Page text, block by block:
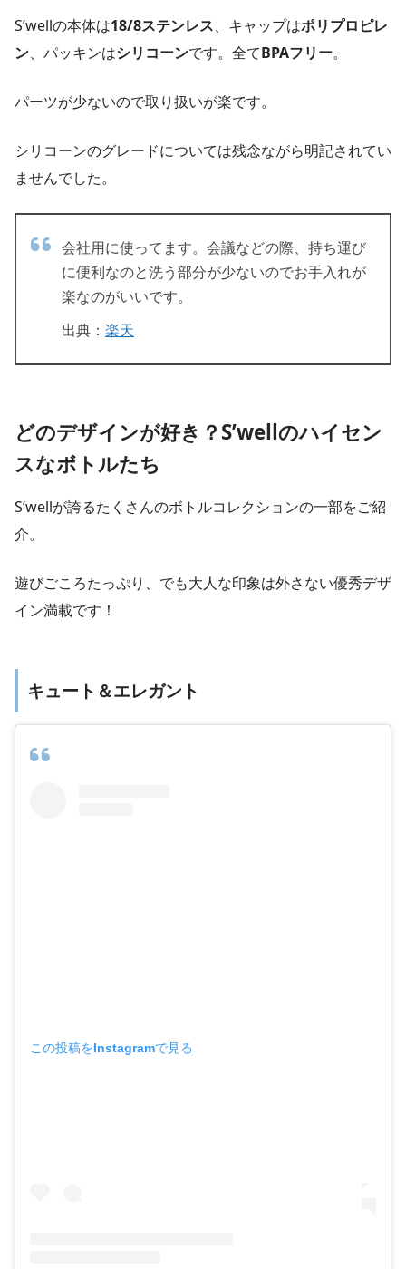
S’wellの本体は18/8ステンレス、キャップはポリプロピレ
ン、パッキンはシリコーンです。全てBPAフリー。
パーツが少ないので取り扱いが楽です。
シリコーンのグレードについては残念ながら明記されてい
ませんでした。
会社用に使ってます。会議などの際、持ち運び
に便利なのと洗う部分が少ないのでお手入れが
楽なのがいいです。
出典： 楽天
どのデザインが好き？S’wellのハイセン
スなボトルたち
S’wellが誇るたくさんのボトルコレクションの一部をご紹
介。
遊びごころたっぷり、でも大人な印象は外さない優秀デザ
イン満載です！
キュート＆エレガント
この投稿をInstagramで見る